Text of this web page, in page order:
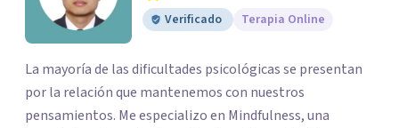
Verificado
Terapia Online
La mayoría de las dificultades psicológicas se presentan
por la relación que mantenemos con nuestros
pensamientos. Me especializo en Mindfulness, una